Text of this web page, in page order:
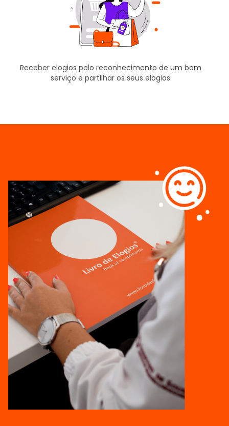
Receber elogios pelo reconhecimento de um bom
serviço e partilhar os seus elogios